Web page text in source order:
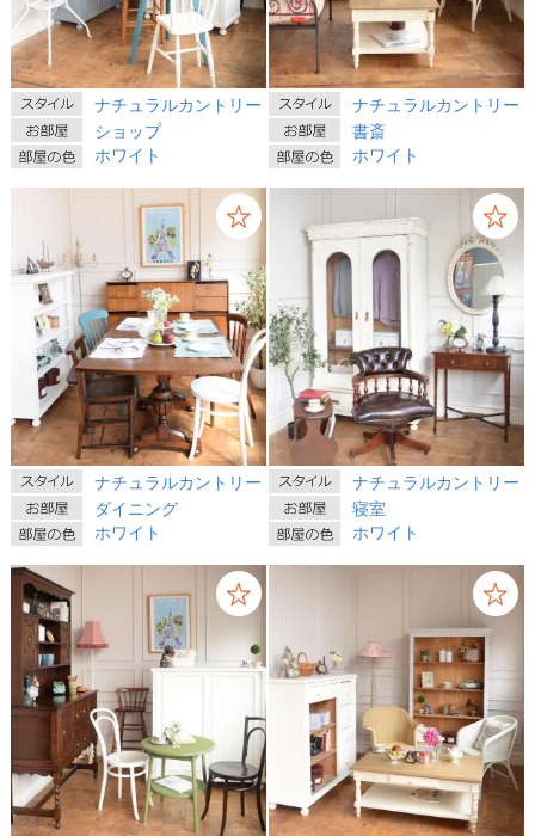
ナチュラルカントリー
ショップ
ホワイト
ナチュラルカントリー
書斎
ホワイト
ナチュラルカントリー
ダイニング
ホワイト
ナチュラルカントリー
寝室
ホワイト